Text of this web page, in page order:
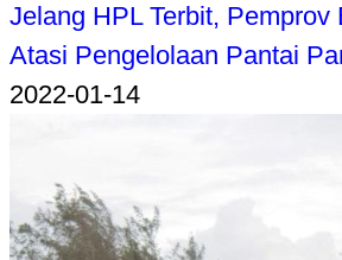
Jelang HPL Terbit, Pemprov
Atasi Pengelolaan Pantai
2022-01-14